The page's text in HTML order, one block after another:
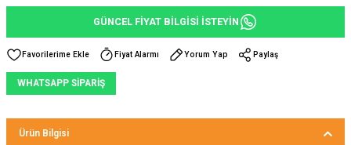
GÜNCEL FİYAT BİLGİSİ İSTEYİN
Fiyat Alarmı Yorum Yap Paylaş
WHATSAPP SİPARİŞ
Ürün Bilgisi